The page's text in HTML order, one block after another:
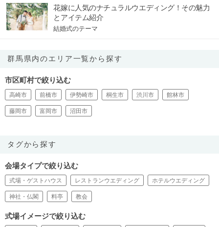
花嫁に人気のナチュラルウエディング！その魅力
とアイテム紹介
結婚式のテーマ
群馬県内のエリア一覧から探す
市区町村で絞り込む
高崎市 前橋市 伊勢崎市 桐生市 渋川市 館林市
藤岡市 富岡市 沼田市
タグから探す
会場タイプで絞り込む
式場・ゲストハウス レストランウエディング ホテルウエディング
神社・仏閣 料亭 教会
式場イメージで絞り込む